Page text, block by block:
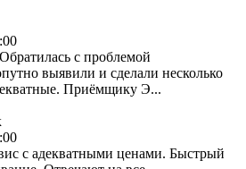
с проблемой
выявили и сделали несколько
Приёмщику Э...
с адекватными ценами. Быстрый